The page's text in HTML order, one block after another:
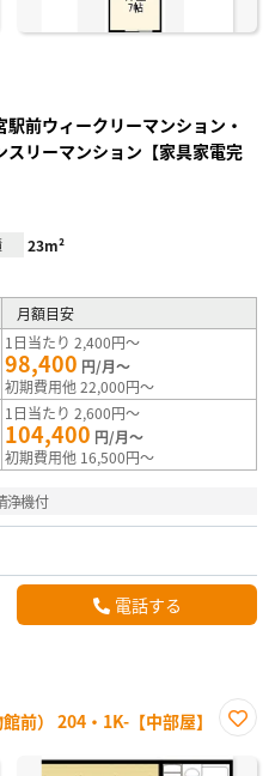
駅前ウィークリーマンション・
リーマンション【家具家電完
23m²
月額目安
1日当たり 2,400円～
98,400 円/月～
初期費用他 22,000円～
1日当たり 2,600円～
104,400 円/月～
初期費用他 16,500円～
浄機付
電話する
前） 204・1K-【中部屋】
に入